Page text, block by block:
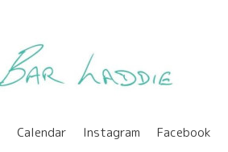
Calendar Instagram Facebook